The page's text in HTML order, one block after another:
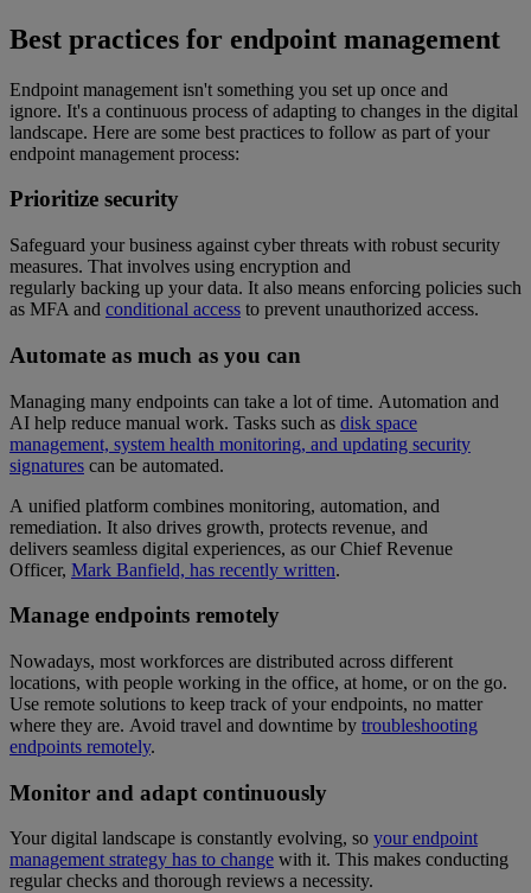
Best practices for endpoint management
Endpoint management isn't something you set up once and
ignore. It's a continuous process of adapting to changes in the digital
landscape. Here are some best practices to follow as part of your
endpoint management process:
Prioritize security
Safeguard your business against cyber threats with robust security
measures. That involves using encryption and
regularly backing up your data. It also means enforcing policies such
as MFA and conditional access to prevent unauthorized access.
Automate as much as you can
Managing many endpoints can take a lot of time. Automation and
AI help reduce manual work. Tasks such as disk space
management, system health monitoring, and updating security
signatures can be automated.
A unified platform combines monitoring, automation, and
remediation. It also drives growth, protects revenue, and
delivers seamless digital experiences, as our Chief Revenue
Officer, Mark Banfield, has recently written.
Manage endpoints remotely
Nowadays, most workforces are distributed across different
locations, with people working in the office, at home, or on the go.
Use remote solutions to keep track of your endpoints, no matter
where they are. Avoid travel and downtime by troubleshooting
endpoints remotely.
Monitor and adapt continuously
Your digital landscape is constantly evolving, so your endpoint
management strategy has to change with it. This makes conducting
regular checks and thorough reviews a necessity.